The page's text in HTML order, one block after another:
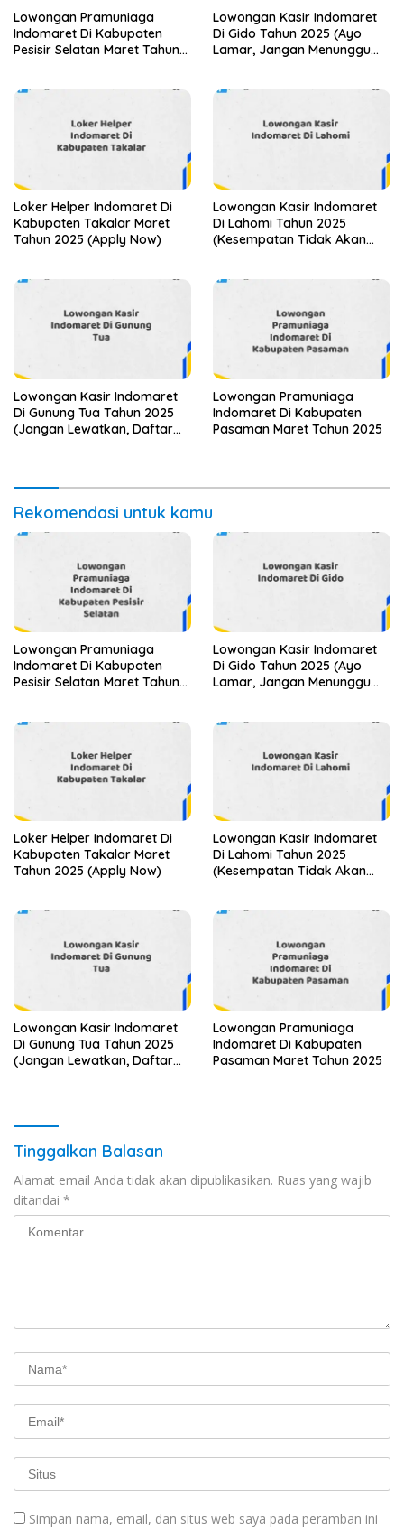
Lowongan Pramuniaga
Indomaret Di Kabupaten
Pesisir Selatan Maret Tahun
Lowongan Kasir Indomaret
Di Gido Tahun 2025 (Ayo
Lamar, Jangan Menunggu
Loker Helper Indomaret Di
Kabupaten Takalar Maret
Tahun 2025 (Apply Now)
Lowongan Kasir Indomaret
Di Lahomi Tahun 2025
(Kesempatan Tidak Akan
Lowongan Kasir Indomaret
Di Gunung Tua Tahun 2025
(Jangan Lewatkan, Daftar
Lowongan Pramuniaga
Indomaret Di Kabupaten
Pasaman Maret Tahun 2025
Rekomendasi untuk kamu
Lowongan Pramuniaga
Indomaret Di Kabupaten
Pesisir Selatan Maret Tahun
Lowongan Kasir Indomaret
Di Gido Tahun 2025 (Ayo
Lamar, Jangan Menunggu
Loker Helper Indomaret Di
Kabupaten Takalar Maret
Tahun 2025 (Apply Now)
Lowongan Kasir Indomaret
Di Lahomi Tahun 2025
(Kesempatan Tidak Akan
Lowongan Kasir Indomaret
Di Gunung Tua Tahun 2025
(Jangan Lewatkan, Daftar
Lowongan Pramuniaga
Indomaret Di Kabupaten
Pasaman Maret Tahun 2025
Tinggalkan Balasan
Alamat email Anda tidak akan dipublikasikan. Ruas yang wajib
ditandai *
Simpan nama, email, dan situs web saya pada peramban ini